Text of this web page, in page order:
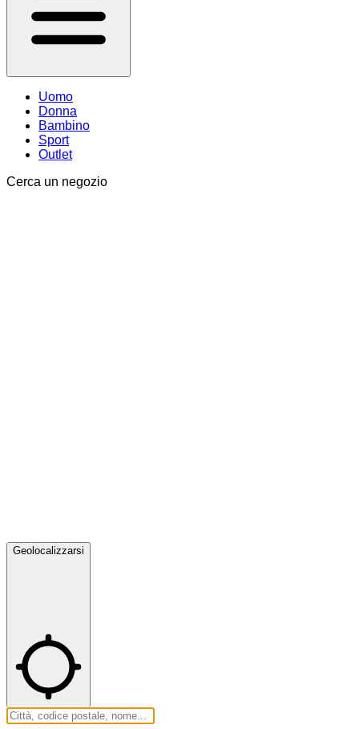
Uomo
Donna
Bambino
Sport
Outlet
Cerca un negozio
Geolocalizzarsi